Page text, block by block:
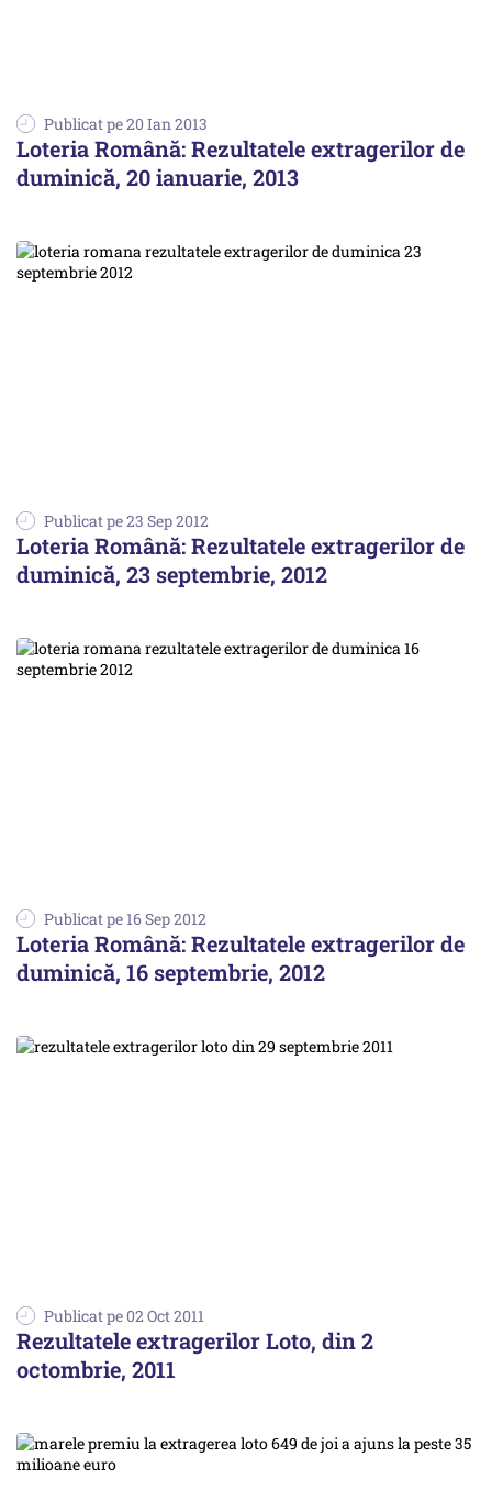
Publicat pe 20 Ian 2013
Loteria Română: Rezultatele extragerilor de
duminică, 20 ianuarie, 2013
Publicat pe 23 Sep 2012
Loteria Română: Rezultatele extragerilor de
duminică, 23 septembrie, 2012
Publicat pe 16 Sep 2012
Loteria Română: Rezultatele extragerilor de
duminică, 16 septembrie, 2012
Publicat pe 02 Oct 2011
Rezultatele extragerilor Loto, din 2
octombrie, 2011